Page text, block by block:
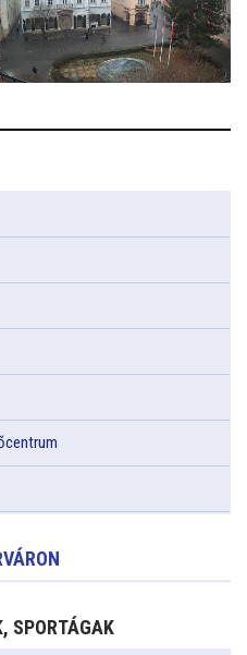
SPORTÁGAK